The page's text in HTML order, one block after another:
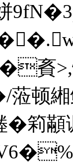
>,
蒞顿
�筣